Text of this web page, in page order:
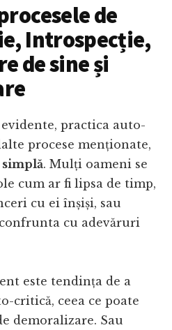
de
Introspecție,
de sine și
practica auto-
procese menționate,
simplă. Mulți oameni se
cum ar fi lipsa de timp,
cu ei înșiși, sau
cu adevăruri
este tendința de a
critică, ceea ce poate
demoralizare. Sau